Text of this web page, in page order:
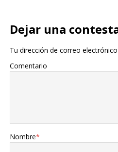
Dejar una
Tu dirección de correo
Comentario
Nombre*